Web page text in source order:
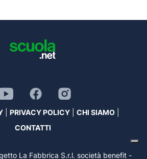
PRIVACY POLICY CHI SIAMO
CONTATTI
La Fabbrica S.r.l. società benefit -